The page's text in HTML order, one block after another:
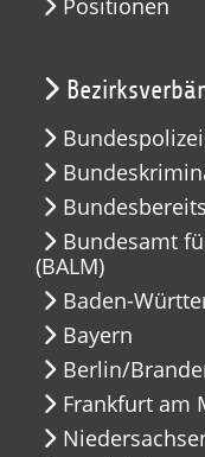
Positionen
Bundesamt
(BALM)
Baden-
Bayern
Berlin/
Frankfurt am